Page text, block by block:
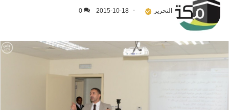
التحرير 2015-10-18
0